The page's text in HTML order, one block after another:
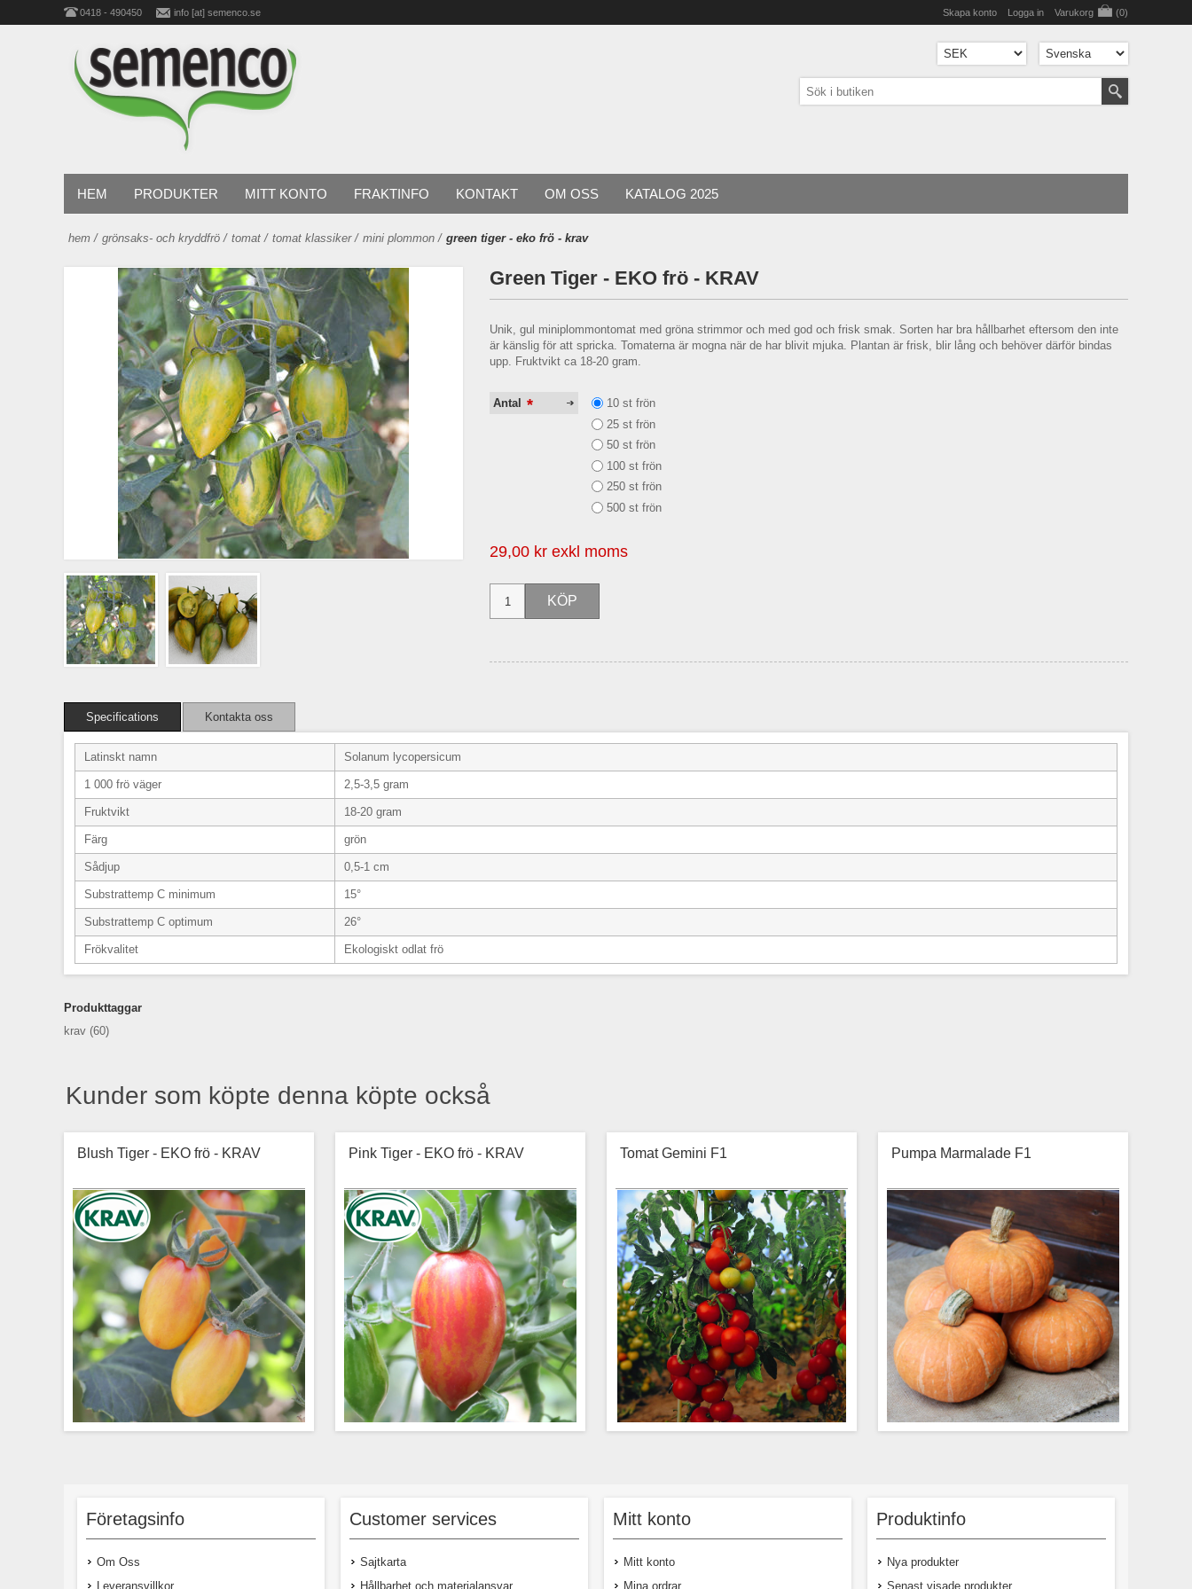
0418 - 490450 info [at] semenco.se Skapa konto Logga in Varukorg (0)
HEM PRODUKTER MITT KONTO FRAKTINFO KONTAKT OM OSS KATALOG 2025
hem / grönsaks- och kryddfrö / tomat / tomat klassiker / mini plommon / green tiger - eko frö - krav
Green Tiger - EKO frö - KRAV
Unik, gul miniplommontomat med gröna strimmor och med god och frisk smak. Sorten har bra hållbarhet eftersom den inte
är känslig för att spricka. Tomaterna är mogna när de har blivit mjuka. Plantan är frisk, blir lång och behöver därför bindas
upp. Fruktvikt ca 18-20 gram.
Antal *
10 st frön
25 st frön
50 st frön
100 st frön
250 st frön
500 st frön
29,00 kr exkl moms
Specifications Kontakta oss
Latinskt namn Solanum lycopersicum
1 000 frö väger 2,5-3,5 gram
Fruktvikt 18-20 gram
Färg grön
Sådjup 0,5-1 cm
Substrattemp C minimum 15°
Substrattemp C optimum 26°
Frökvalitet Ekologiskt odlat frö
Produkttaggar
krav (60)
Kunder som köpte denna köpte också
Blush Tiger - EKO frö - KRAV
Sorten har bra hållbarhet eftersom den
inte är känslig för att spricka. Plantan är
frisk, blir lång och behöver därför bindas
Pink Tiger - EKO frö - KRAV
smak. Sorten har bra hållbarhet eftersom
den inte är känslig för att spricka. Plantan
är frisk, blir lång och behöver därför
Tomat Gemini F1
Tomaterna väger ca 70 g och får en
Pumpa Marmalade F1
beigea strimmor. Köttet intensivt gult med
god, nötig smak. Vill du odla dem i en
mix rekommenderar vi att samodla den
F1. Vikt: Ca 1-1,5 kg. Utvecklingstid: Ca
Företagsinfo
Om Oss
Leveransvillkor
Customer services
Sajtkarta
Hållbarhet och materialansvar
Mitt konto
Mitt konto
Mina ordrar
Produktinfo
Nya produkter
Senast visade produkter